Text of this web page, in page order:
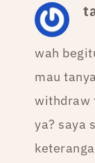
wah
mau
withdraw
ya? saya